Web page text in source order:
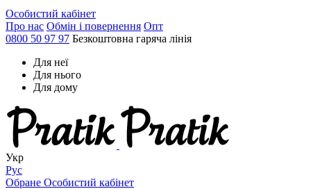
Особистий кабінет
Про нас Обмін і повернення Опт
0800 50 97 97 Безкоштовна гаряча лінія
Для неї
Для нього
Для дому
Укр
Рус
Обране Особистий кабінет